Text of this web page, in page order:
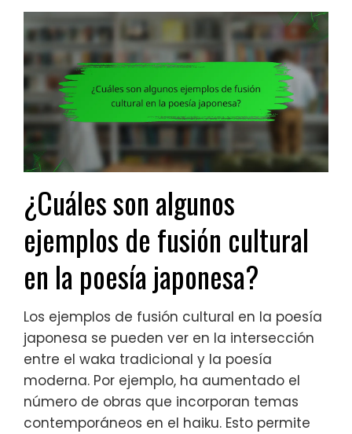
¿Cuáles son algunos
ejemplos de fusión cultural
en la poesía japonesa?
Los ejemplos de fusión cultural en la poesía
japonesa se pueden ver en la intersección
entre el waka tradicional y la poesía
moderna. Por ejemplo, ha aumentado el
número de obras que incorporan temas
contemporáneos en el haiku. Esto permite